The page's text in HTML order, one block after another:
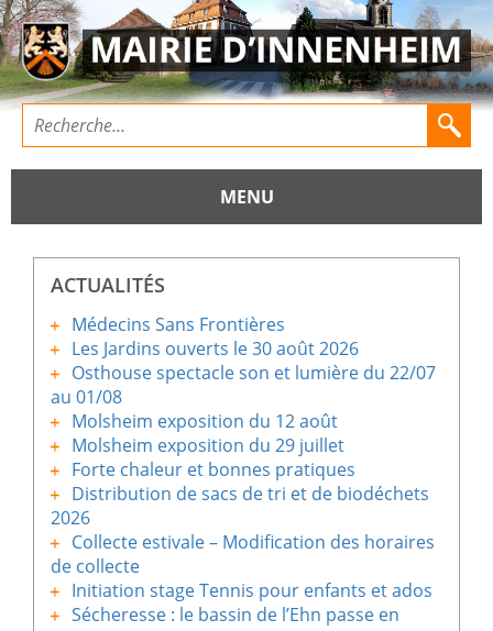
MENU
ACTUALITÉS
Médecins Sans Frontières
Les Jardins ouverts le 30 août 2026
Osthouse spectacle son et lumière du 22/07
au 01/08
Molsheim exposition du 12 août
Molsheim exposition du 29 juillet
Forte chaleur et bonnes pratiques
Distribution de sacs de tri et de biodéchets
2026
Collecte estivale – Modification des horaires
de collecte
Initiation stage Tennis pour enfants et ados
Sécheresse : le bassin de l’Ehn passe en